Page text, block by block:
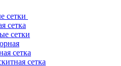
сетки
сетка
сетки
сетка
сетка